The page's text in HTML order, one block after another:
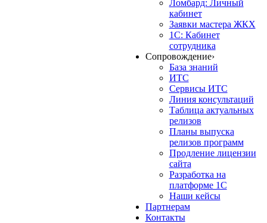
Ломбард: Личный
кабинет
Заявки мастера ЖКХ
1С: Кабинет
сотрудника
Сопровождение›
База знаний
ИТС
Сервисы ИТС
Линия консультаций
Таблица актуальных
релизов
Планы выпуска
релизов программ
Продление лицензии
сайта
Разработка на
платформе 1С
Наши кейсы
Партнерам
Контакты